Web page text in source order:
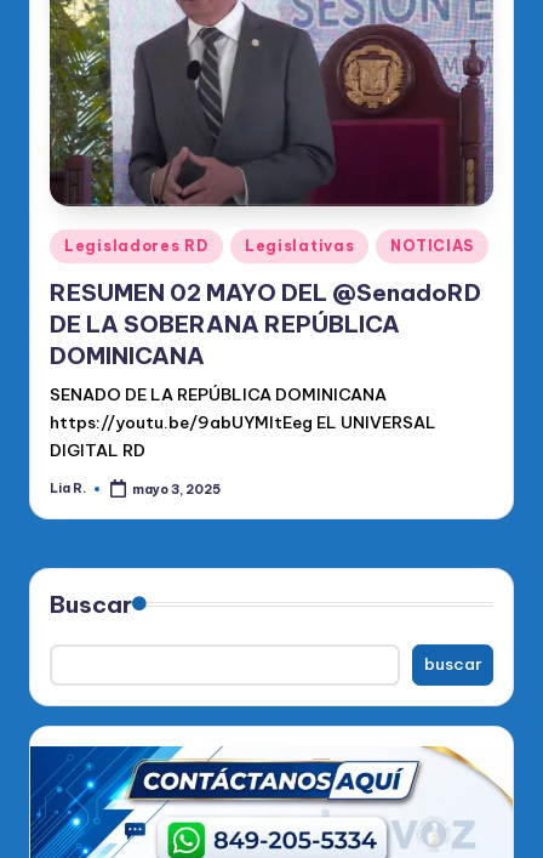
di
c
o
O
fi
ci
al
d
el
P
R
M
Publicado
en
Legisladores RD Legislativas NOTICIAS
RESUMEN 02 MAYO DEL @SenadoRD
DE LA SOBERANA REPÚBLICA
DOMINICANA
SENADO DE LA REPÚBLICA DOMINICANA
https://youtu.be/9abUYMItEeg EL UNIVERSAL
DIGITAL RD
Publicado
Lia R. mayo 3, 2025
Buscar
buscar